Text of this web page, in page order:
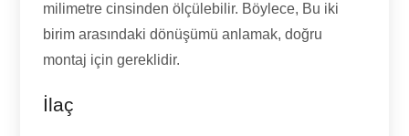
milimetre cinsinden ölçülebilir. Böylece, Bu iki
birim arasındaki dönüşümü anlamak, doğru
montaj için gereklidir.
İlaç